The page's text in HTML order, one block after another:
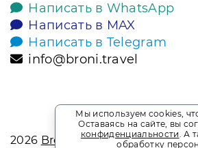
Написать в WhatsApp
Написать в MAX
Написать в Telegram
info@broni.travel
2026 Broni.travel
Мы используем cookies,
Оставаясь на сайте, вы
конфиденциальности. А
обработку